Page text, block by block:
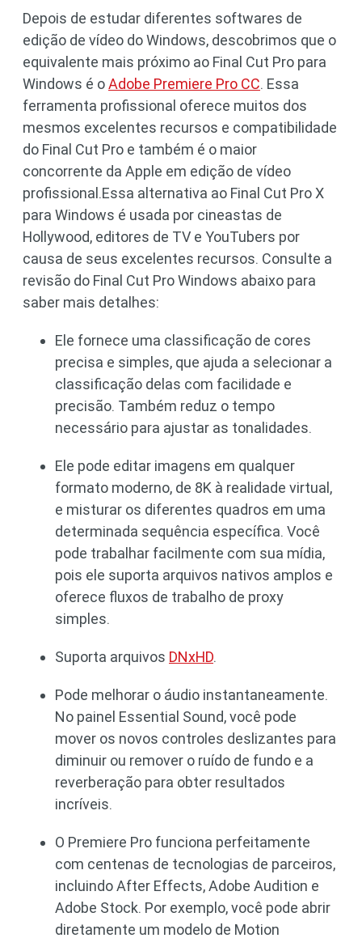
Depois de estudar diferentes softwares de
edição de vídeo do Windows, descobrimos que o
equivalente mais próximo ao Final Cut Pro para
Windows é oAdobe Premiere Pro CC. Essa
ferramenta profissional oferece muitos dos
mesmos excelentes recursos e compatibilidade
do Final Cut Pro e também é o maior
concorrente da Apple em edição de vídeo
profissional.Essa alternativa ao Final Cut Pro X
para Windows é usada por cineastas de
Hollywood, editores de TV e YouTubers por
causa de seus excelentes recursos. Consulte a
revisão do Final Cut Pro Windows abaixo para
saber mais detalhes:
Ele fornece uma classificação de cores
precisa e simples, que ajuda a selecionar a
classificação delas com facilidade e
precisão. Também reduz o tempo
necessário para ajustar as tonalidades.
Ele pode editar imagens em qualquer
formato moderno, de 8K à realidade virtual,
e misturar os diferentes quadros em uma
determinada sequência específica. Você
pode trabalhar facilmente com sua mídia,
pois ele suporta arquivos nativos amplos e
oferece fluxos de trabalho de proxy
simples.
Suporta arquivos DNxHD.
Pode melhorar o áudio instantaneamente.
No painel Essential Sound, você pode
mover os novos controles deslizantes para
diminuir ou remover o ruído de fundo e a
reverberação para obter resultados
incríveis.
O Premiere Pro funciona perfeitamente
com centenas de tecnologias de parceiros,
incluindo After Effects, Adobe Audition e
Adobe Stock. Por exemplo, você pode abrir
diretamente um modelo de Motion